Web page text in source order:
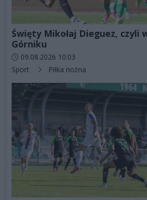
Święty Mikołaj Dieguez, czyli
Górniku
Data dodania artykułu:
09.08.2026 10:03
Kategorie artykułu:
Sport Piłka nożna